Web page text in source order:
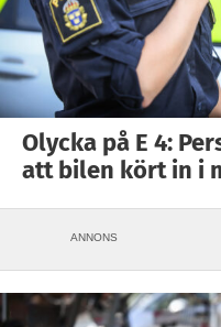
Olycka på E 4:
att bilen kört in i
ANNONS